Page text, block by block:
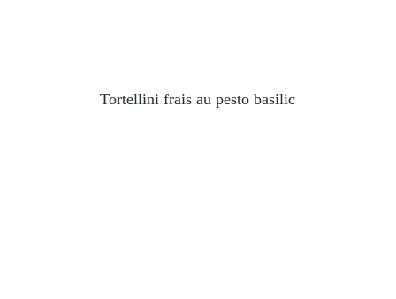
Tortellini frais au pesto basilic